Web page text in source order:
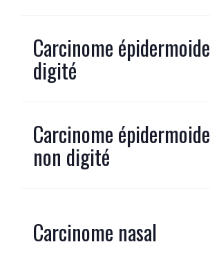
Carcinome épidermoide
digité
Carcinome épidermoide
non digité
Carcinome nasal